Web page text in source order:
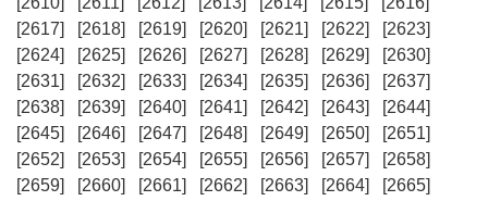
[2617]
[2618] [2619] [2620] [2621] [2622]
[2623]
[2624]
[2625] [2626] [2627] [2628] [2629]
[2630]
[2631]
[2632] [2633] [2634] [2635] [2636]
[2637]
[2638]
[2639] [2640] [2641] [2642] [2643]
[2644]
[2645]
[2646] [2647] [2648] [2649] [2650]
[2651]
[2652]
[2653] [2654] [2655] [2656] [2657]
[2658]
[2659]
[2660] [2661] [2662] [2663] [2664]
[2665]